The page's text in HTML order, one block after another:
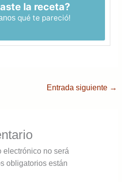
la receta?
qué te pareció!
Entrada siguiente →
electrónico no será
obligatorios están